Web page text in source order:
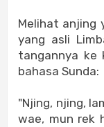
Melihat anjing
yang asli
tangannya ke
bahasa Sunda:
"Njing, njing,
wae, mun rek